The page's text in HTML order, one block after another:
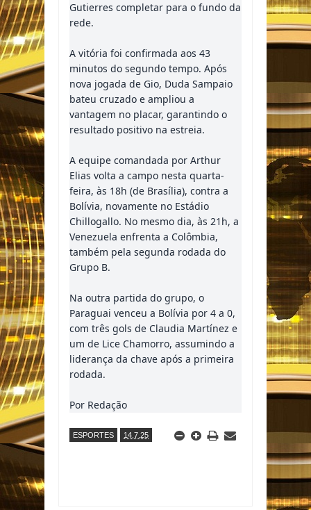
Gutierres completar para o fundo da
rede.
A vitória foi confirmada aos 43
minutos do segundo tempo. Após
nova jogada de Gio, Duda Sampaio
bateu cruzado e ampliou a
vantagem no placar, garantindo o
resultado positivo na estreia.
A equipe comandada por Arthur
Elias volta a campo nesta quarta-
feira, às 18h (de Brasília), contra a
Bolívia, novamente no Estádio
Chillogallo. No mesmo dia, às 21h, a
Venezuela enfrenta a Colômbia,
também pela segunda rodada do
Grupo B.
Na outra partida do grupo, o
Paraguai venceu a Bolívia por 4 a 0,
com três gols de Claudia Martínez e
um de Lice Chamorro, assumindo a
liderança da chave após a primeira
rodada.
Por Redação
ESPORTES 14.7.25